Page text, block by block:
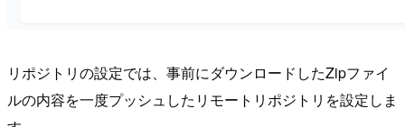
リポジトリの設定では、事前にダウンロードしたZipファイ
ルの内容を一度プッシュしたリモートリポジトリを設定しま